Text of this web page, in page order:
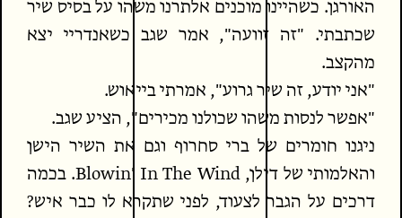
האורגן. כשהיינו מוכנים אלתרנו משהו על בסיס שיר
שכתבתי. "זה זוועה", אמר שגב כשאנדריי יצא
מהקצב.
"אני יודע, זה שיר גרוע", אמרתי בייאוש.
"אפשר לנסות משהו שכולנו מכירים", הציע שגב.
ניגנו חומרים של ברי סחרוף וגם את השיר הישן
והאלמותי של דילן, Blowin' In The Wind. בכמה
דרכים על הגבר לצעוד, לפני שתקרא לו כבר איש?